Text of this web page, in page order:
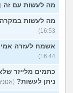
מה לעשות עם זה
מה לעשות במקרה
16:53)
אשמח לעזרה
16:44)
כתמים מלייזר
ניתן לעשות? (אנונימית, בת